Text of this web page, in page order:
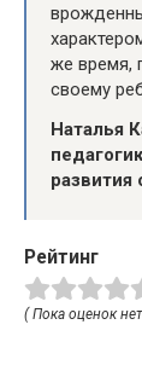
же время,
своему
Наталья
развития
Рейтинг
( Пока оценок